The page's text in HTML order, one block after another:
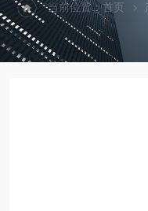
当前位置：首页